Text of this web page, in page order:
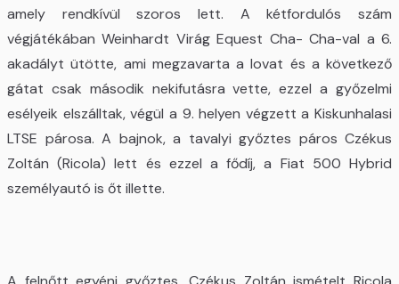
amely rendkívül szoros lett. A kétfordulós szám
végjátékában Weinhardt Virág Equest Cha- Cha-val a 6.
akadályt ütötte, ami megzavarta a lovat és a következő
gátat csak második nekifutásra vette, ezzel a győzelmi
esélyeik elszálltak, végül a 9. helyen végzett a Kiskunhalasi
LTSE párosa. A bajnok, a tavalyi győztes páros Czékus
Zoltán (Ricola) lett és ezzel a fődíj, a Fiat 500 Hybrid
személyautó is őt illette.